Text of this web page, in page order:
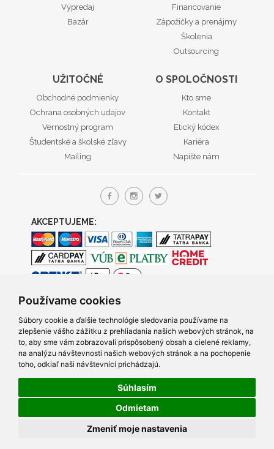
Používame cookies
Súbory cookie a ďalšie technológie sledovania používame na
zlepšenie vášho zážitku z prehliadania našich webových stránok, na
to, aby sme vám zobrazovali prispôsobený obsah a cielené reklamy,
na analýzu návštevnosti našich webových stránok a na pochopenie
toho, odkiaľ naši návštevníci prichádzajú.
Súhlasím
Odmietam
Zmeniť moje nastavenia
Výpredaj
Bazár
Financovanie
Zápožičky a prenájmy
Školenia
Outsourcing
UŽITOČNÉ
Obchodné podmienky
Ochrana osobných udajov
Vernostný program
Študentské a školské zľavy
Mailing
O SPOLOČNOSTI
Kto sme
Kontakt
Etický kódex
Kariéra
Napíšte nám
AKCEPTUJEME:
© 2005- 2026 TRACO Computers s.r.o., Všetky práva vyhradené.
Created by Q7 digital media s.r.o.|Napíšte námv prípade
problémov s prezeraním našich stránok.